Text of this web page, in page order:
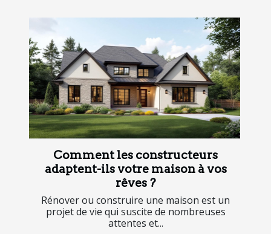
Comment les constructeurs
adaptent-ils votre maison à vos
rêves ?
Rénover ou construire une maison est un
projet de vie qui suscite de nombreuses
attentes et...